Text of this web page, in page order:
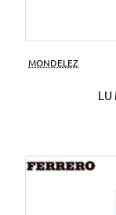
MONDELEZ
LU